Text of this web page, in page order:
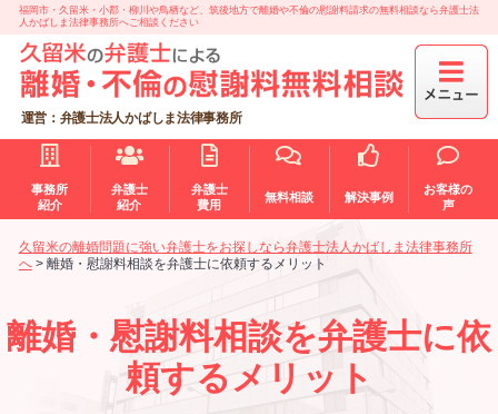
福岡市・久留米・小郡・柳川や鳥栖など、筑後地方で離婚や不倫の慰謝料請求の無料相談なら弁護士法
人かばしま法律事務所へご相談ください
運営：弁護士法人かばしま法律事務所
事務所
紹介
弁護士
紹介
弁護士
費用
無料相談 解決事例
お客様の
声
久留米の離婚問題に強い弁護士をお探しなら弁護士法人かばしま法律事務所
へ> 離婚・慰謝料相談を弁護士に依頼するメリット
離婚・慰謝料相談を弁護士に依
頼するメリット